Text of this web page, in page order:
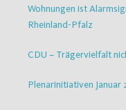
Wohnungen ist
Rheinland-Pfalz
CDU – Trägervielfalt
Plenarinitiativen Januar